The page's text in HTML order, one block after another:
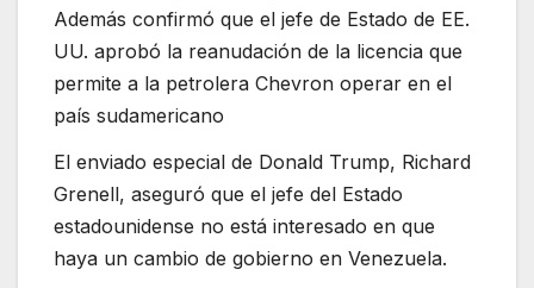
Además confirmó que el jefe de Estado de EE.
UU. aprobó la reanudación de la licencia que
permite a la petrolera Chevron operar en el
país sudamericano
El enviado especial de Donald Trump, Richard
Grenell, aseguró que el jefe del Estado
estadounidense no está interesado en que
haya un cambio de gobierno en Venezuela.